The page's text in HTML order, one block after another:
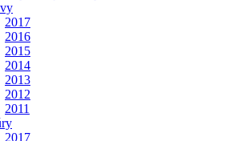
2017
2016
2015
2014
2013
2012
2011
2017